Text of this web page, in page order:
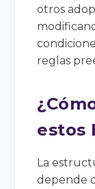
otros
reglas
estos
La
depende